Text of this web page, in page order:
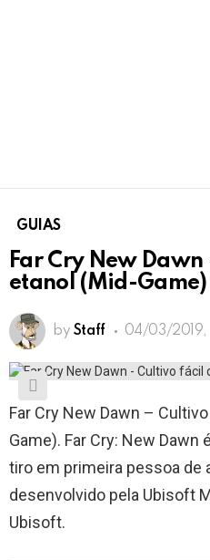
GUIAS
Far Cry New
etanol (Mid-Game)
by Staff 04/03/2019,
Far Cry New Dawn –
Game). Far Cry: New
tiro em primeira pessoa de
desenvolvido pela Ubisoft
Ubisoft.